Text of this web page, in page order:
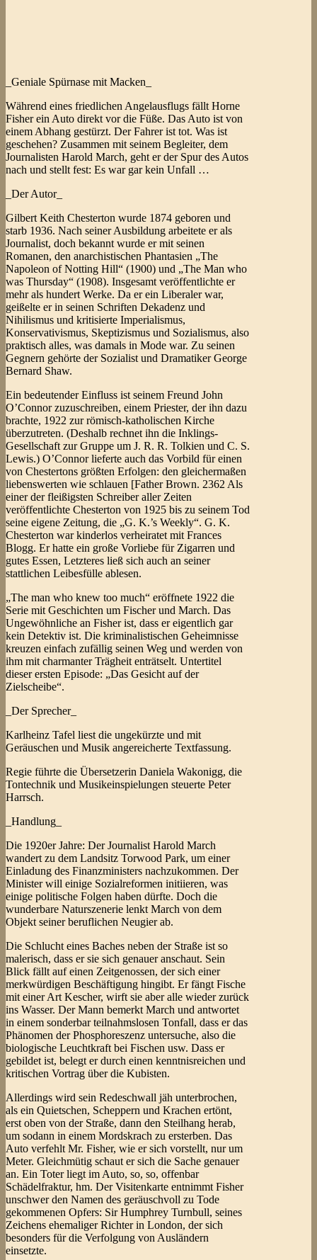
_Geniale Spürnase mit Macken_
Während eines friedlichen Angelausflugs fällt Horne
Fisher ein Auto direkt vor die Füße. Das Auto ist von
einem Abhang gestürzt. Der Fahrer ist tot. Was ist
geschehen? Zusammen mit seinem Begleiter, dem
Journalisten Harold March, geht er der Spur des Autos
nach und stellt fest: Es war gar kein Unfall …
_Der Autor_
Gilbert Keith Chesterton wurde 1874 geboren und
starb 1936. Nach seiner Ausbildung arbeitete er als
Journalist, doch bekannt wurde er mit seinen
Romanen, den anarchistischen Phantasien „The
Napoleon of Notting Hill“ (1900) und „The Man who
was Thursday“ (1908). Insgesamt veröffentlichte er
mehr als hundert Werke. Da er ein Liberaler war,
geißelte er in seinen Schriften Dekadenz und
Nihilismus und kritisierte Imperialismus,
Konservativismus, Skeptizismus und Sozialismus, also
praktisch alles, was damals in Mode war. Zu seinen
Gegnern gehörte der Sozialist und Dramatiker George
Bernard Shaw.
Ein bedeutender Einfluss ist seinem Freund John
O’Connor zuzuschreiben, einem Priester, der ihn dazu
brachte, 1922 zur römisch-katholischen Kirche
überzutreten. (Deshalb rechnet ihn die Inklings-
Gesellschaft zur Gruppe um J. R. R. Tolkien und C. S.
Lewis.) O’Connor lieferte auch das Vorbild für einen
von Chestertons größten Erfolgen: den gleichermaßen
liebenswerten wie schlauen [Father Brown. 2362 Als
einer der fleißigsten Schreiber aller Zeiten
veröffentlichte Chesterton von 1925 bis zu seinem Tod
seine eigene Zeitung, die „G. K.’s Weekly“. G. K.
Chesterton war kinderlos verheiratet mit Frances
Blogg. Er hatte ein große Vorliebe für Zigarren und
gutes Essen, Letzteres ließ sich auch an seiner
stattlichen Leibesfülle ablesen.
„The man who knew too much“ eröffnete 1922 die
Serie mit Geschichten um Fischer und March. Das
Ungewöhnliche an Fisher ist, dass er eigentlich gar
kein Detektiv ist. Die kriminalistischen Geheimnisse
kreuzen einfach zufällig seinen Weg und werden von
ihm mit charmanter Trägheit enträtselt. Untertitel
dieser ersten Episode: „Das Gesicht auf der
Zielscheibe“.
_Der Sprecher_
Karlheinz Tafel liest die ungekürzte und mit
Geräuschen und Musik angereicherte Textfassung.
Regie führte die Übersetzerin Daniela Wakonigg, die
Tontechnik und Musikeinspielungen steuerte Peter
Harrsch.
_Handlung_
Die 1920er Jahre: Der Journalist Harold March
wandert zu dem Landsitz Torwood Park, um einer
Einladung des Finanzministers nachzukommen. Der
Minister will einige Sozialreformen initiieren, was
einige politische Folgen haben dürfte. Doch die
wunderbare Naturszenerie lenkt March von dem
Objekt seiner beruflichen Neugier ab.
Die Schlucht eines Baches neben der Straße ist so
malerisch, dass er sie sich genauer anschaut. Sein
Blick fällt auf einen Zeitgenossen, der sich einer
merkwürdigen Beschäftigung hingibt. Er fängt Fische
mit einer Art Kescher, wirft sie aber alle wieder zurück
ins Wasser. Der Mann bemerkt March und antwortet
in einem sonderbar teilnahmslosen Tonfall, dass er das
Phänomen der Phosphoreszenz untersuche, also die
biologische Leuchtkraft bei Fischen usw. Dass er
gebildet ist, belegt er durch einen kenntnisreichen und
kritischen Vortrag über die Kubisten.
Allerdings wird sein Redeschwall jäh unterbrochen,
als ein Quietschen, Scheppern und Krachen ertönt,
erst oben von der Straße, dann den Steilhang herab,
um sodann in einem Mordskrach zu ersterben. Das
Auto verfehlt Mr. Fisher, wie er sich vorstellt, nur um
Meter. Gleichmütig schaut er sich die Sache genauer
an. Ein Toter liegt im Auto, so, so, offenbar
Schädelfraktur, hm. Der Visitenkarte entnimmt Fisher
unschwer den Namen des geräuschvoll zu Tode
gekommenen Opfers: Sir Humphrey Turnbull, seines
Zeichens ehemaliger Richter in London, der sich
besonders für die Verfolgung von Ausländern
einsetzte.